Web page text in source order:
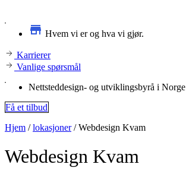
Hvem vi er og hva vi gjør.
Karrierer
Vanlige spørsmål
Nettsteddesign- og utviklingsbyrå i Norge
Få et tilbud
Hjem /lokasjoner/Webdesign Kvam
Webdesign Kvam